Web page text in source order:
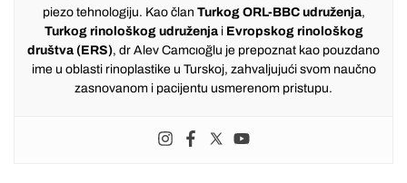
piezo tehnologiju. Kao član Turkog ORL-BBC udruženja,
Turkog rinološkog udruženjai Evropskog rinološkog
društva (ERS), dr Alev Camcıoğlu je prepoznat kao pouzdano
ime u oblasti rinoplastike u Turskoj, zahvaljujući svom naučno
zasnovanom i pacijentu usmerenom pristupu.